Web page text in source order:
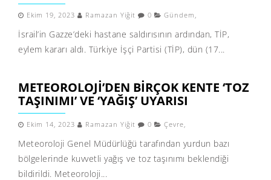
Ekim 19, 2023 Ramazan Yiğit 0 Gündem ,
İsrail’in Gazze’deki hastane saldırısının ardından, TİP,
eylem kararı aldı. Türkiye İşçi Partisi (TİP), dün (17...
METEOROLOJI’DEN BIRÇOK KENTE ‘TOZ
TAŞINIMI’ VE ‘YAĞIŞ’ UYARISI
Ekim 14, 2023 Ramazan Yiğit 0 Çevre,
Meteoroloji Genel Müdürlüğü tarafından yurdun bazı
bölgelerinde kuvvetli yağış ve toz taşınımı beklendiği
bildirildi. Meteoroloji...